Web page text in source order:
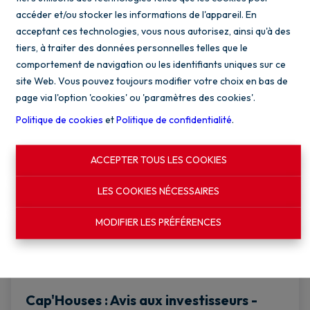
accéder et/ou stocker les informations de l'appareil. En
acceptant ces technologies, vous nous autorisez, ainsi qu'à des
tiers, à traiter des données personnelles telles que le
comportement de navigation ou les identifiants uniques sur ce
site Web. Vous pouvez toujours modifier votre choix en bas de
page via l'option 'cookies' ou 'paramètres des cookies'.
Politique de cookies etPolitique de confidentialité.
ACCEPTER TOUS LES COOKIES
LES COOKIES NÉCESSAIRES
MODIFIER LES PRÉFÉRENCES
4 2 256 m²
NOUVEAU
Cap'Houses : Avis aux investisseurs -